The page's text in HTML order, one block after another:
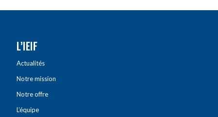
L’IEIF
Actualités
Notre mission
Notre offre
L’équipe